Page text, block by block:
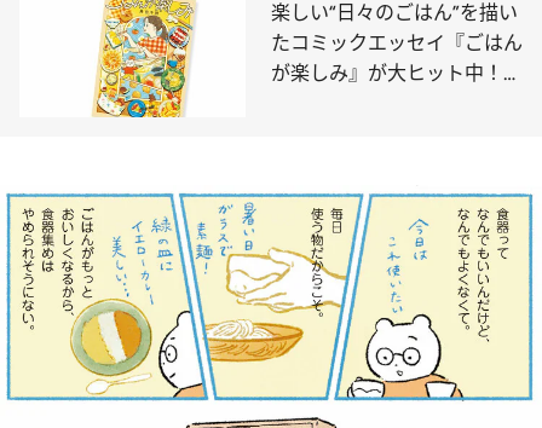
楽しい“日々のごはん”を描い
たコミックエッセイ『ごはん
が楽しみ』が大ヒット中！井